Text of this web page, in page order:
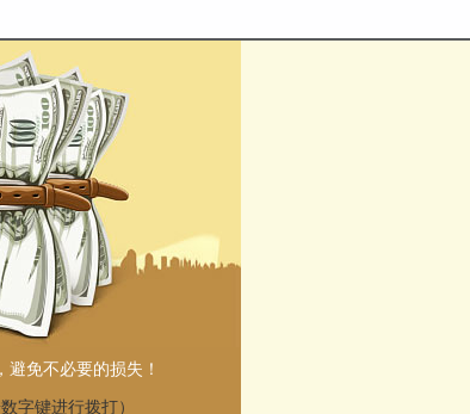
免不必要的损失！
字键进行拨打）